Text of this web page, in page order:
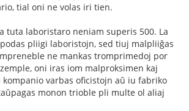
tial oni ne volas iri tien.
tuta laboristaro neniam superis 500. La
pliigi laboristojn, sed tiuj malpliiĝas
ne mankas tromprimedoj por
oni iras iom malproksimen kaj
kompanio varbas oficistojn aŭ iu fabriko
monon trioble pli multe ol aliaj